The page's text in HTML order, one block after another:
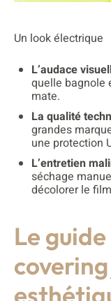
Un look électrique
L’audace
quelle bagnole
mate.
La qualité
grandes
une protection
L’entretien
séchage
décolorer le
Le